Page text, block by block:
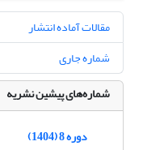
مقالات آماده انتشار
شماره جاری
شماره‌های پیشین نشریه
دوره 8 (1404)